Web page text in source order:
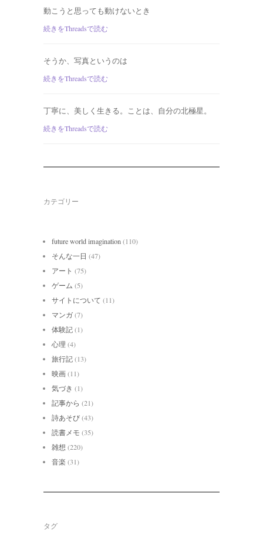
動こうと思っても動けないとき
続きをThreadsで読む
そうか、写真というのは
続きをThreadsで読む
丁寧に、美しく生きる。ことは、自分の北極星。
続きをThreadsで読む
カテゴリー
future world imagination(110)
そんな一日 (47)
アート (75)
ゲーム (5)
サイトについて (11)
マンガ(7)
体験記(1)
心理 (4)
旅行記(13)
映画(11)
気づき (1)
記事から (21)
詩あそび(43)
読書メモ (35)
雑想 (220)
音楽 (31)
タグ